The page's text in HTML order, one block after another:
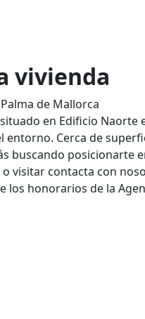
vivienda
de Mallorca
en Edificio
entorno. Cerca de
buscando posicionarte
visitar contacta con
los honorarios de la